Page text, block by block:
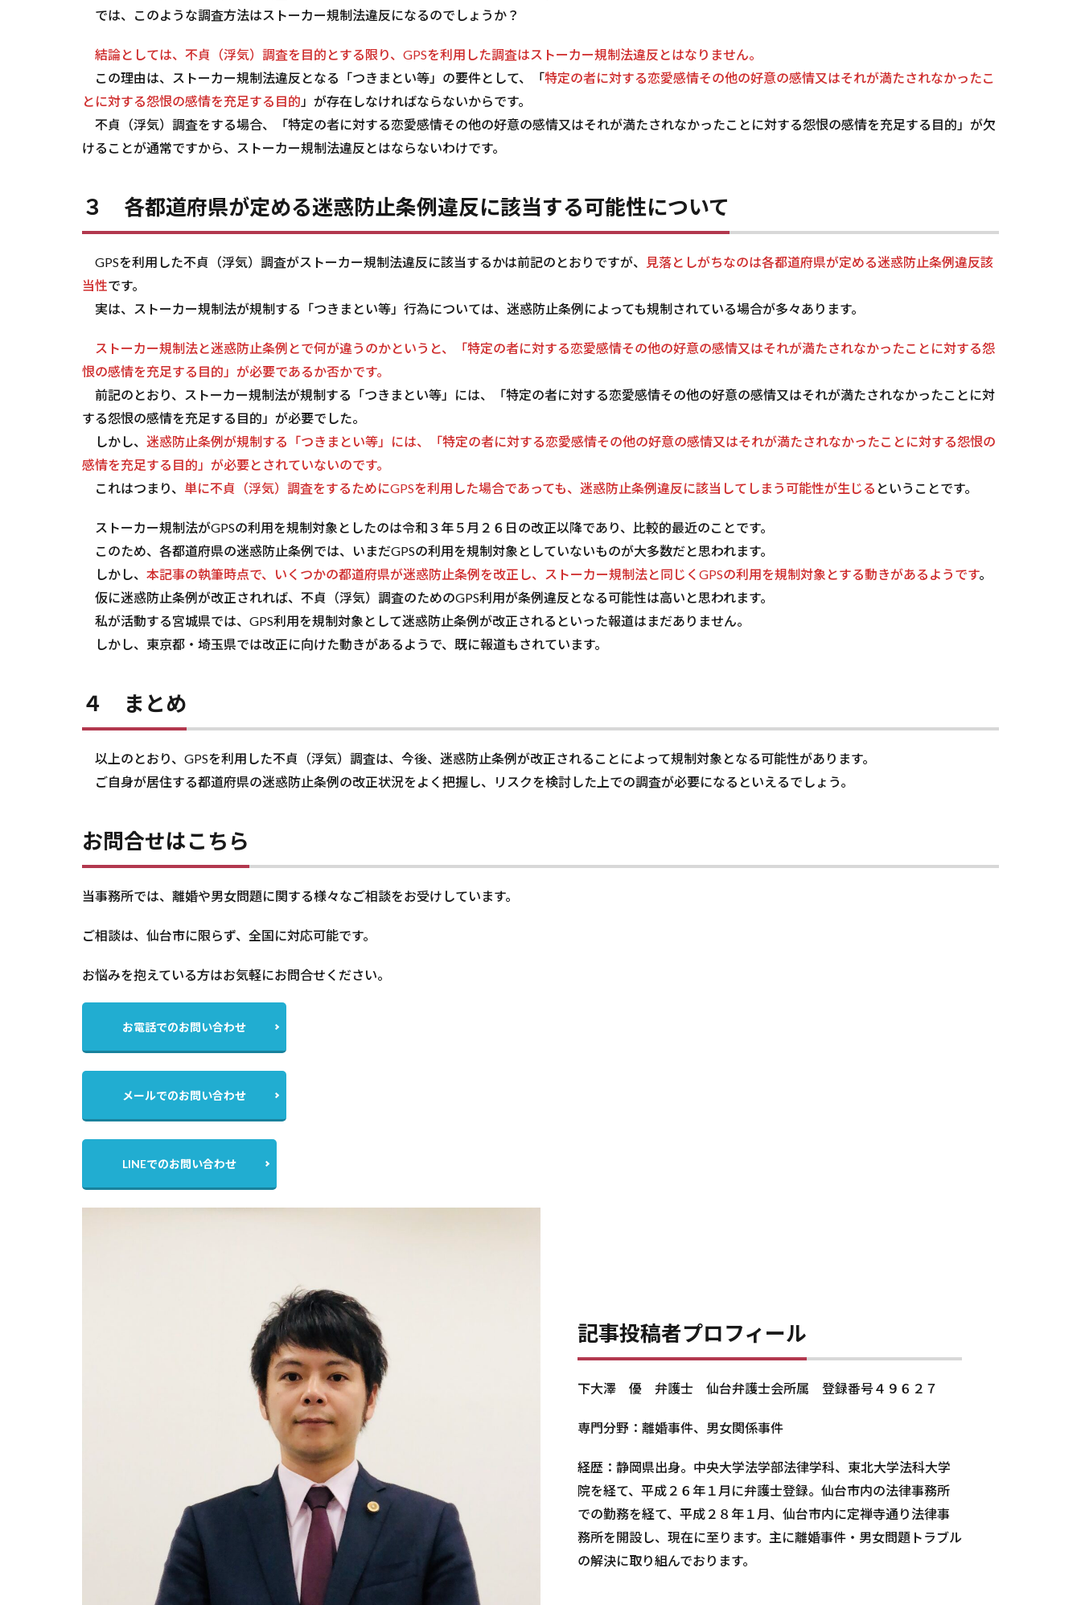
て
4
まと
め
5
お
せ
は
こ
ら
6
記
投
稿
プ
ロ
フ
ィ
ー
ル
では、このような調査方法はストーカー規制法違反になるのでしょうか？
結論としては、不貞（浮気）調査を目的とする限り、GPSを利用した調査はストーカー規制法違反とはなりません。
この理由は、ストーカー規制法違反となる「つきまとい等」の要件として、「特定の者に対する恋愛感情その他の好意の感情又はそれが満たされなかったこ
とに対する怨恨の感情を充足する目的 」が存在しなければならないからです。
不貞（浮気）調査をする場合、「特定の者に対する恋愛感情その他の好意の感情又はそれが満たされなかったことに対する怨恨の感情を充足する目的」が欠
けることが通常ですから、ストーカー規制法違反とはならないわけです。
３ 各都道府県が定める迷惑防止条例違反に該当する可能性について
GPSを利用した不貞（浮気）調査がストーカー規制法違反に該当するかは前記のとおりですが、
見落としがちなのは各都道府県が定める迷惑防止条例違反該
当性です。
実は、ストーカー規制法が規制する「つきまとい等」行為については、迷惑防止条例によっても規制されている場合が多々あります。
ストーカー規制法と迷惑防止条例とで何が違うのかというと、「特定の者に対する恋愛感情その他の好意の感情又はそれが満たされなかったことに対する怨
恨の感情を充足する目的」が必要であるか否かです。
前記のとおり、ストーカー規制法が規制する「つきまとい等」には、「特定の者に対する恋愛感情その他の好意の感情又はそれが満たされなかったことに対
する怨恨の感情を充足する目的」が必要でした。
しかし、 迷惑防止条例が規制する「つきまとい等」には、「特定の者に対する恋愛感情その他の好意の感情又はそれが満たされなかったことに対する怨恨の
感情を充足する目的」が必要とされていないのです。
これはつまり、 単に不貞（浮気）調査をするためにGPSを利用した場合であっても、迷惑防止条例違反に該当してしまう可能性が生じる ということです。
ストーカー規制法がGPSの利用を規制対象としたのは令和３年５月２６日の改正以降であり、比較的最近のことです。
このため、各都道府県の迷惑防止条例では、いまだGPSの利用を規制対象としていないものが大多数だと思われます。
しかし、 本記事の執筆時点で、いくつかの都道府県が迷惑防止条例を改正し、ストーカー規制法と同じくGPSの利用を規制対象とする動きがあるようです。
仮に迷惑防止条例が改正されれば、不貞（浮気）調査のためのGPS利用が条例違反となる可能性は高いと思われます。
私が活動する宮城県では、GPS利用を規制対象として迷惑防止条例が改正されるといった報道はまだありません。
しかし、東京都・埼玉県では改正に向けた動きがあるようで、既に報道もされています。
４ まとめ
以上のとおり、GPSを利用した不貞（浮気）調査は、今後、迷惑防止条例が改正されることによって規制対象となる可能性があります。
ご自身が居住する都道府県の迷惑防止条例の改正状況をよく把握し、リスクを検討した上での調査が必要になるといえるでしょう。
お問合せはこちら
当事務所では、離婚や男女問題に関する様々なご相談をお受けしています。
ご相談は、仙台市に限らず、全国に対応可能です。
お悩みを抱えている方はお気軽にお問合せください。
お電話でのお問い合わせ
メールでのお問い合わせ
LINEでのお問い合わせ
記事投稿者プロフィール
下大澤 優 弁護士 仙台弁護士会所属 登録番号４９６２７
専門分野：離婚事件、男女関係事件
経歴：静岡県出身。中央大学法学部法律学科、東北大学法科大学
院を経て、平成２６年１月に弁護士登録。仙台市内の法律事務所
での勤務を経て、平成２８年１月、仙台市内に定禅寺通り法律事
務所を開設し、現在に至ります。主に離婚事件・男女問題トラブル
の解決に取り組んでおります。